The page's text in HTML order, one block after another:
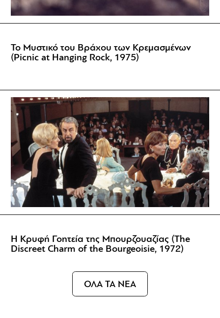
Το Μυστικό του Βράχου των Κρεμασμένων
(Picnic at Hanging Rock, 1975)
Η Κρυφή Γοητεία της Μπουρζουαζίας (The
Discreet Charm of the Bourgeoisie, 1972)
ΟΛΑ ΤΑ ΝΕΑ